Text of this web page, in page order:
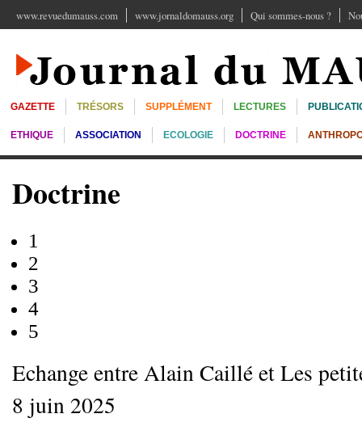
www.revuedumauss.com www.jornaldomauss.org Qui sommes-nous ?
GAZETTE TRÉSORS SUPPLÉMENT LECTURES
ETHIQUE ASSOCIATION ECOLOGIE DOCTRINE
Doctrine
1
2
3
4
5
Echange entre Alain Caillé et Les
8 juin 2025